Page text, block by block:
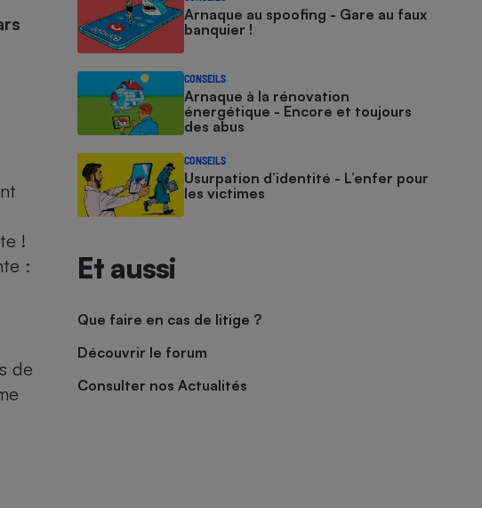
!
:
de
Arnaque au spoofing - Gare au faux
banquier !
CONSEILS
Arnaque à la rénovation
énergétique - Encore et toujours
des abus
CONSEILS
Usurpation d’identité - L’enfer pour
les victimes
Et aussi
Que faire en cas de litige ?
Découvrir le forum
Consulter nos Actualités